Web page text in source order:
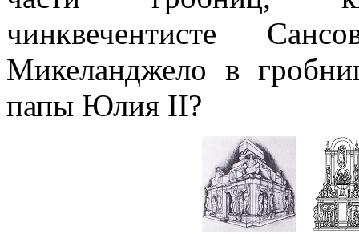
чинквечентисте
Микеланджело в
папы Юлия II?